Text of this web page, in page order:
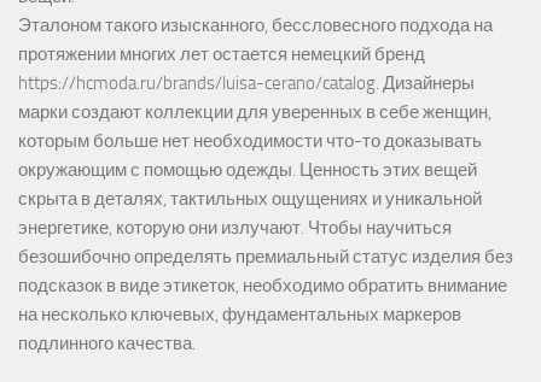
Эталоном такого изысканного, бессловесного подхода на
протяжении многих лет остается немецкий бренд
https://hcmoda.ru/brands/luisa-cerano/catalog. Дизайнеры
марки создают коллекции для уверенных в себе женщин,
которым больше нет необходимости что-то доказывать
окружающим с помощью одежды. Ценность этих вещей
скрыта в деталях, тактильных ощущениях и уникальной
энергетике, которую они излучают. Чтобы научиться
безошибочно определять премиальный статус изделия без
подсказок в виде этикеток, необходимо обратить внимание
на несколько ключевых, фундаментальных маркеров
подлинного качества.